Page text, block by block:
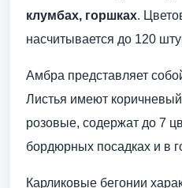
клумбах, горшках.
насчитывается до 120
Амбра представляет
Листья имеют
розовые, содержат до 7
бордюрных посадках и в
Карликовые бегонии